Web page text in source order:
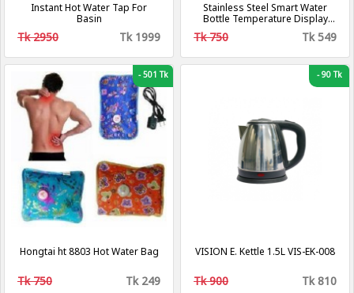
Instant Hot Water Tap For
Basin
Tk 2950 Tk 1999
Stainless Steel Smart Water
Bottle Temperature Display
Travel Mug Smart Cup LED
Tk 750 Tk 549
-501 Tk
Hongtai ht 8803 Hot Water Bag
Tk 750 Tk 249
-90 Tk
VISION E. Kettle 1.5L VIS-EK-008
Tk 900 Tk 810